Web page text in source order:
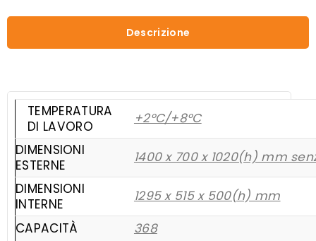
Descrizione
TEMPERATURA
DI LAVORO
+2°C/+8°C
DIMENSIONI
ESTERNE
1400 x 700 x 1020(h) mm
DIMENSIONI
INTERNE
1295 x 515 x 500(h) mm
CAPACITÀ
368